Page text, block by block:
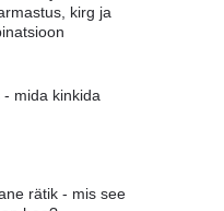
kirg ja
- mida kinkida
rätik - mis see